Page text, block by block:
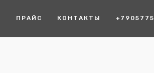
ПРАЙС КОНТАКТЫ